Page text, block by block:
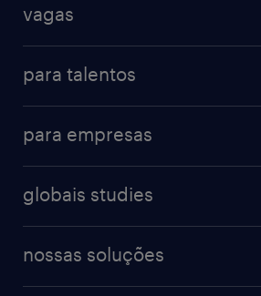
vagas
para talentos
para empresas
globais studies
nossas soluções